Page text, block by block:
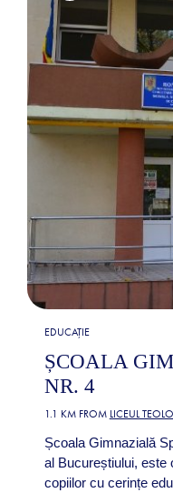
EDUCAȚIE
ȘCOALA
NR. 4
1.1 KM FROM LICEUL
Școala Gimnazială
al Bucureștiului, este
copiilor cu cerințe